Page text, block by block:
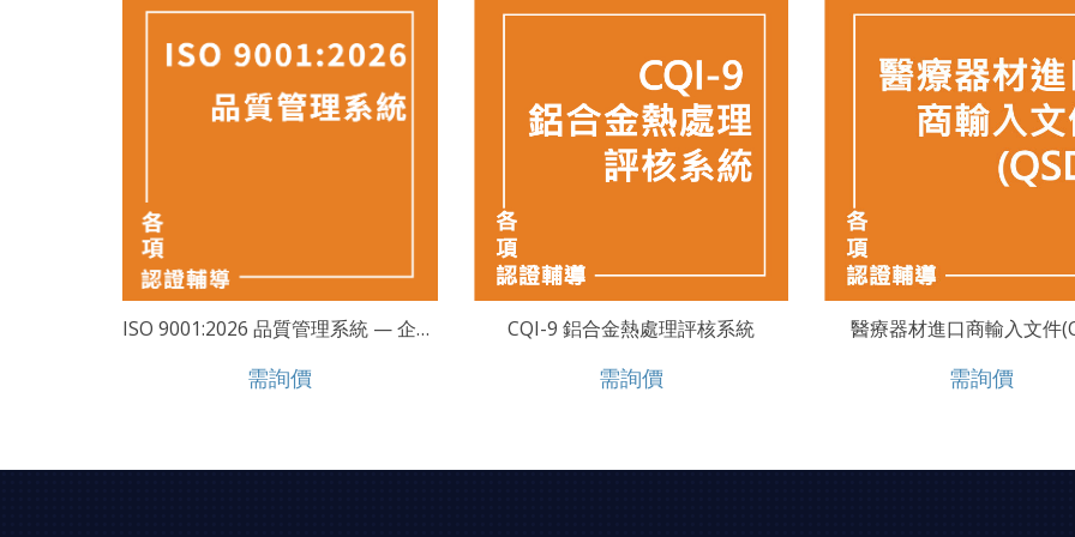
ISO 9001:2026 品質管理系統 — 企業邁向永續競爭力的新標準
需詢價
CQI-9 鋁合金熱處理評核系統
需詢價
醫療器材進口商輸入文件
需詢價